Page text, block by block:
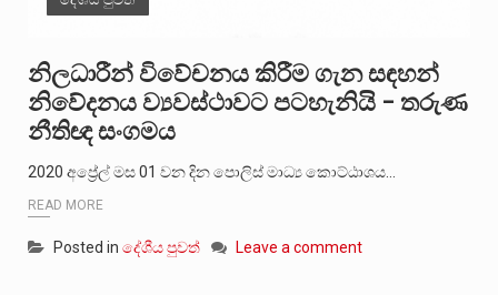
නිලධාරීන් විවේචනය කිරීම ගැන සඳහන්
නිවේදනය ව්‍යවස්ථාවට පටහැනියි – තරුණ
නීතිඥ සංගමය
2020 අප්‍රේල් මස 01 වන දින පොලිස් මාධ්‍ය කොට්ඨාශය…
READ MORE
Posted in දේශීය පුවත් Leave a comment